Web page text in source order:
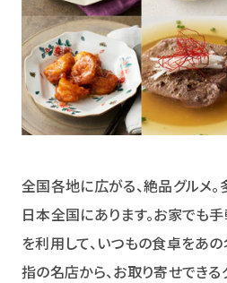
全国各地に広がる、絶品グルメ
日本全国にあります。お家でも
を利用して、いつもの食卓をあ
指の名店から、お取り寄せできる